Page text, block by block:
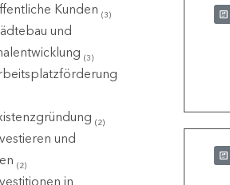
Kunden (3)
und
(3)
(2)
und
(2)
in